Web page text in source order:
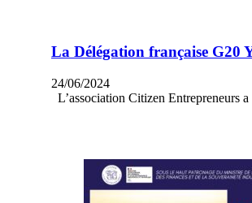
La Délégation française G20
24/06/2024
L’association Citizen Entrepreneurs